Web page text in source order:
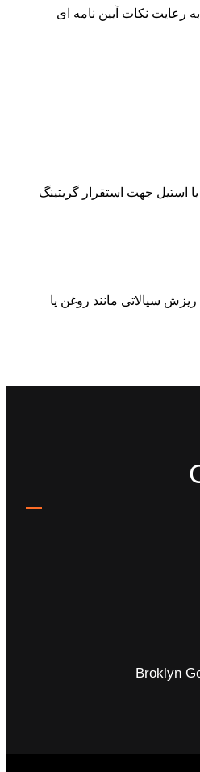
رعایت نکات آیین نامه ای
استیل جهت استقرار گریتینگ
سیالاتی مانند روغن یا